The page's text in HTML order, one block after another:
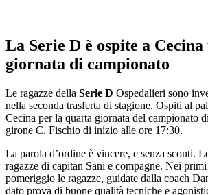
La Serie D è ospite a
giornata di campionato
Le ragazze della Serie D Ospedalieri sono
nella seconda trasferta di stagione. Ospiti al
Cecina per la quarta giornata del campionato
girone C. Fischio di inizio alle ore 17:30.
La parola d’ordine è vincere, e senza sconti.
ragazze di capitan Sani e compagne. Nei
pomeriggio le ragazze, guidate dalla coach
dato prova di buone qualità tecniche e